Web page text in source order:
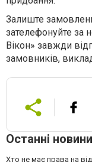
Залиште
зателефонуйте за
Вікон» завжди
замовників,
Останні новини
Хто не має права на